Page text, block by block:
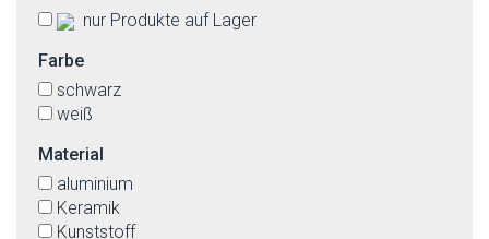
nur Produkte auf Lager
Farbe
schwarz
weiß
Material
aluminium
Keramik
Kunststoff